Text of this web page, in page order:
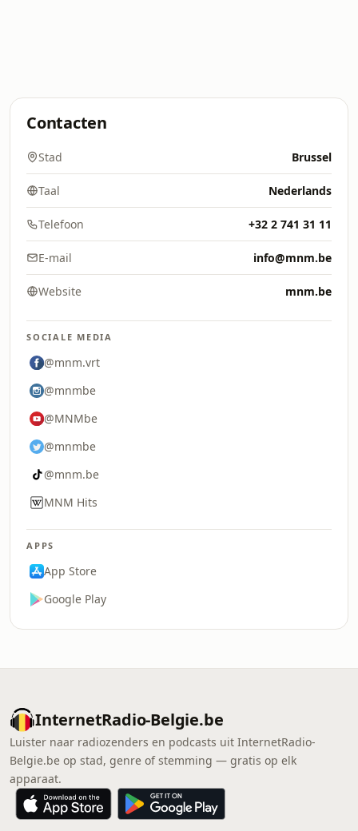
Contacten
Stad Brussel
Taal Nederlands
Telefoon +32 2 741 31 11
E-mail info@mnm.be
Website mnm.be
SOCIALE MEDIA
@mnm.vrt
@mnmbe
@MNMbe
@mnmbe
@mnm.be
MNM Hits
APPS
App Store
Google Play
InternetRadio-Belgie.be
Luister naar radiozenders en podcasts uit InternetRadio-
Belgie.be op stad, genre of stemming — gratis op elk
apparaat.